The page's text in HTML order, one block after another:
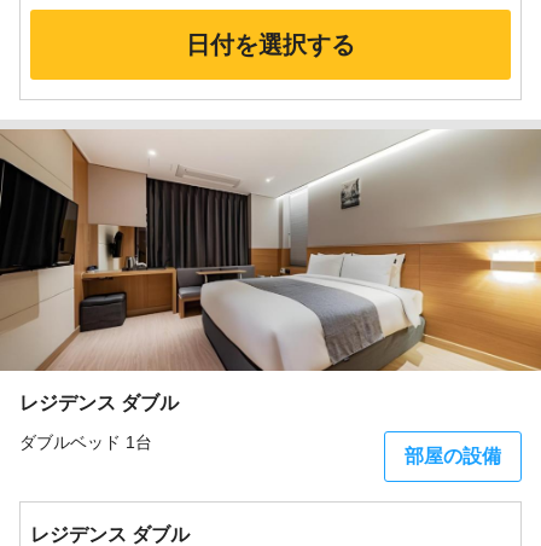
日付を選択する
レジデンス ダブル
ダブルベッド 1台
部屋の設備
レジデンス ダブル